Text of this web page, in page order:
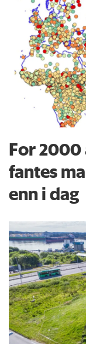
For 2000
fantes
enn i dag